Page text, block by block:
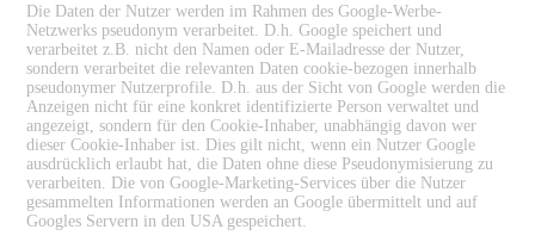
Die Daten der Nutzer werden im Rahmen des Google-Werbe-
Netzwerks pseudonym verarbeitet. D.h. Google speichert und
verarbeitet z.B. nicht den Namen oder E-Mailadresse der Nutzer,
sondern verarbeitet die relevanten Daten cookie-bezogen innerhalb
pseudonymer Nutzerprofile. D.h. aus der Sicht von Google werden die
Anzeigen nicht für eine konkret identifizierte Person verwaltet und
angezeigt, sondern für den Cookie-Inhaber, unabhängig davon wer
dieser Cookie-Inhaber ist. Dies gilt nicht, wenn ein Nutzer Google
ausdrücklich erlaubt hat, die Daten ohne diese Pseudonymisierung zu
verarbeiten. Die von Google-Marketing-Services über die Nutzer
gesammelten Informationen werden an Google übermittelt und auf
Googles Servern in den USA gespeichert.